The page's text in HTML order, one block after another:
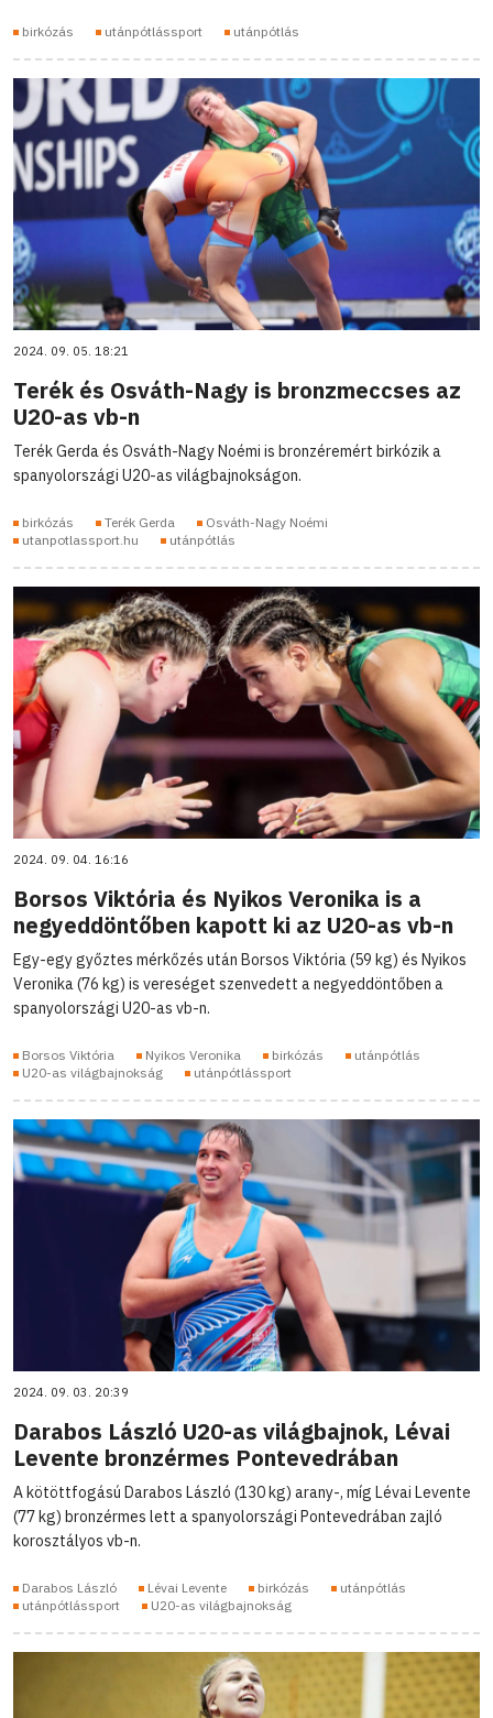
birkózás utánpótlássport utánpótlás
2024. 09. 05. 18:21
Terék és Osváth-Nagy is bronzmeccses az
U20-as vb-n
Terék Gerda és Osváth-Nagy Noémi is bronzéremért birkózik a
spanyolországi U20-as világbajnokságon.
birkózás Terék Gerda
Osváth-Nagy Noémi
utanpotlassport.hu
utánpótlás
2024. 09. 04. 16:16
Borsos Viktória és Nyikos Veronika is a
negyeddöntőben kapott ki az U20-as vb-n
Egy-egy győztes mérkőzés után Borsos Viktória (59 kg) és Nyikos
Veronika (76 kg) is vereséget szenvedett a negyeddöntőben a
spanyolországi U20-as vb-n.
Borsos Viktória Nyikos Veronika birkózás
utánpótlás
U20-as világbajnokság
utánpótlássport
2024. 09. 03. 20:39
Darabos László U20-as világbajnok, Lévai
Levente bronzérmes Pontevedrában
A kötöttfogású Darabos László (130 kg) arany-, míg Lévai Levente
(77 kg) bronzérmes lett a spanyolországi Pontevedrában zajló
korosztályos vb-n.
Darabos László Lévai Levente birkózás
utánpótlás
utánpótlássport
U20-as világbajnokság